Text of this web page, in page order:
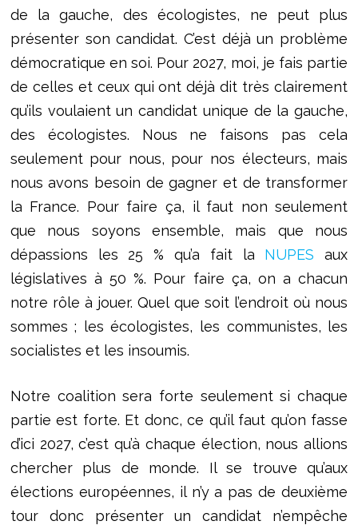
de la gauche, des écologistes, ne peut plus
présenter son candidat. C’est déjà un problème
démocratique en soi. Pour 2027, moi, je fais partie
de celles et ceux qui ont déjà dit très clairement
qu’ils voulaient un candidat unique de la gauche,
des écologistes. Nous ne faisons pas cela
seulement pour nous, pour nos électeurs, mais
nous avons besoin de gagner et de transformer
la France. Pour faire ça, il faut non seulement
que nous soyons ensemble, mais que nous
dépassions les 25 % qu’a fait la NUPES aux
législatives à 50 %. Pour faire ça, on a chacun
notre rôle à jouer. Quel que soit l’endroit où nous
sommes ; les écologistes, les communistes, les
socialistes et les insoumis.
Notre coalition sera forte seulement si chaque
partie est forte. Et donc, ce qu’il faut qu’on fasse
d’ici 2027, c’est qu’à chaque élection, nous allions
chercher plus de monde. Il se trouve qu’aux
élections européennes, il n’y a pas de deuxième
tour donc présenter un candidat n’empêche